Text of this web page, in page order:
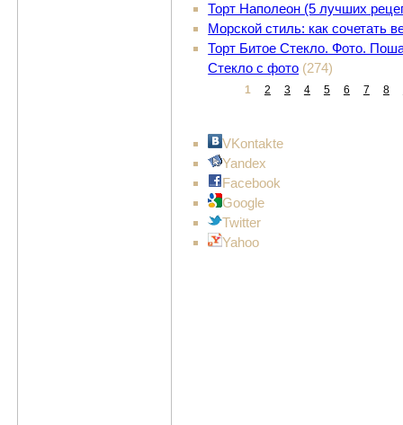
Торт Наполеон (5 лучших
Морской стиль: как сочетать
Торт Битое Стекло. Фото.
Стекло с фото (274)
1 2 3 4 5 6 7 8
VKontakte
Yandex
Facebook
Google
Twitter
Yahoo